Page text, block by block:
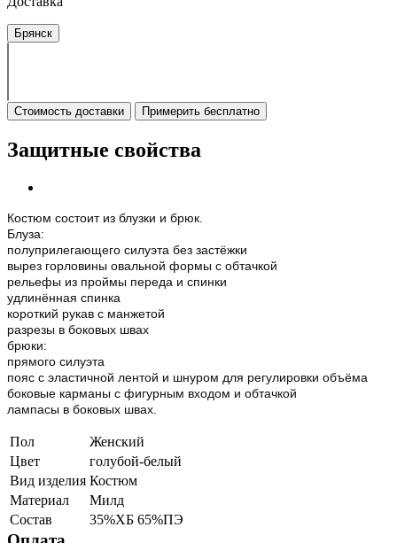
Брянск
Стоимость доставки Примерить бесплатно
Защитные свойства
Костюм состоит из блузки и брюк.
Блуза:
полуприлегающего силуэта без застёжки
вырез горловины овальной формы с обтачкой
рельефы из проймы переда и спинки
удлинённая спинка
короткий рукав с манжетой
разрезы в боковых швах
брюки:
прямого силуэта
пояс с эластичной лентой и шнуром для регулировки объёма
боковые карманы с фигурным входом и обтачкой
лампасы в боковых швах.
Пол
Женский
Цвет
голубой-белый
Вид изделия Костюм
Материал
Милд
Состав
35%ХБ 65%ПЭ